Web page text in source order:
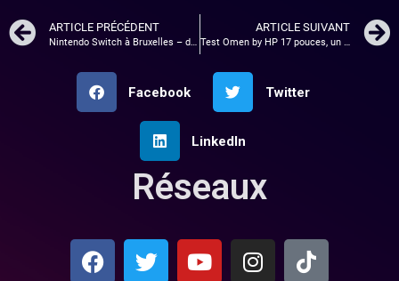
ARTICLE PRÉCÉDENT
Nintendo Switch à Bruxelles – des jeux et du fun!
ARTICLE SUIVANT
Test Omen by HP 17 pouces, un pc portable gamer et sobre
Facebook Twitter
LinkedIn
Réseaux